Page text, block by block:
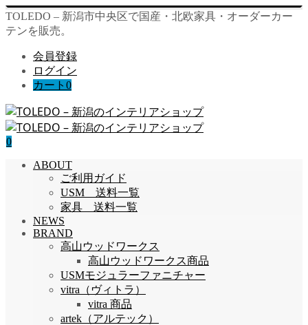
TOLEDO – 新潟市中央区で国産・北欧家具・オーダーカー
テンを販売。
会員登録
ログイン
カート 0
0
ABOUT
ご利用ガイド
USM 送料一覧
家具 送料一覧
NEWS
BRAND
高山ウッドワークス
高山ウッドワークス商品
USMモジュラーファニチャー
vitra（ヴィトラ）
vitra 商品
artek（アルテック）